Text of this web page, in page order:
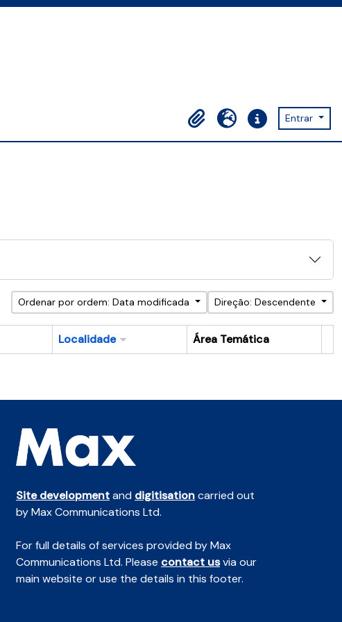
Área de transferência
Idioma Ligações rápidas
Entrar
Ordenar por ordem: Data modificada Direção: Descendente
Localidade
Área Temática
Site developmentand digitisationcarried out
by Max Communications Ltd.
For full details of services provided by Max
Communications Ltd. Please contact usvia our
main website or use the details in this footer.